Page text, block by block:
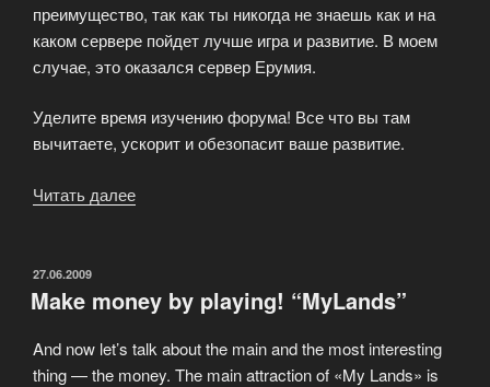
преимущество, так как ты никогда не знаешь как и на
каком сервере пойдет лучше игра и развитие. В моем
случае, это оказался сервер Ерумия.
Уделите время изучению форума! Все что вы там
вычитаете, ускорит и обезопасит ваше развитие.
Читать далее
лиха
начало!»
ОПУБЛИКОВАНО
27.06.2009
Make money by playing! “MyLands”
And now let’s talk about the main and the most interesting
thing — the money. The main attraction of «My Lands» is